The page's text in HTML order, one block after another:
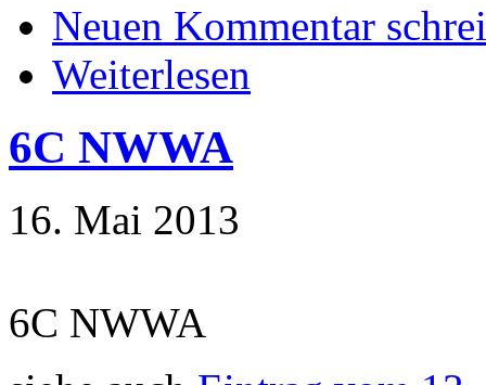
Neuen Kommentar
Weiterlesen
6C NWWA
16. Mai 2013
6C NWWA